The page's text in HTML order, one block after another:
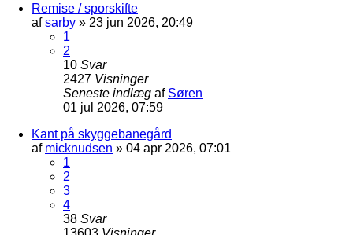
Remise / sporskifte
afsarby » 23 jun 2026, 20:49
1
2
10 Svar
2427 Visninger
Seneste indlæg af Søren
01 jul 2026, 07:59
Kant på skyggebanegård
af micknudsen » 04 apr 2026, 07:01
1
2
3
4
38 Svar